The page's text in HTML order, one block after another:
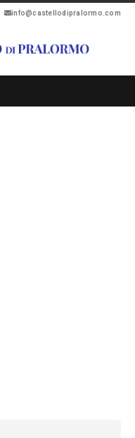
info@castellodipralormo.com